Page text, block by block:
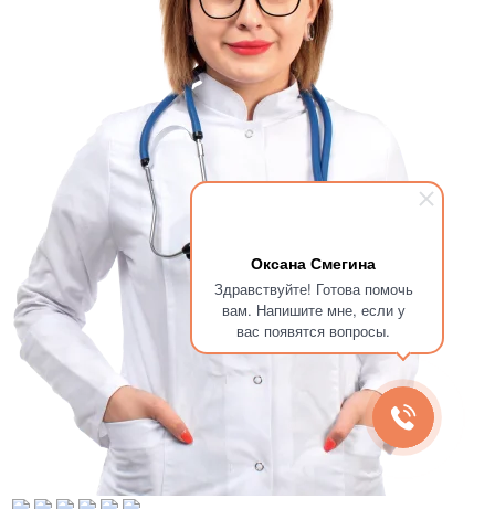
Оксана Смегина
Здравствуйте! Готова помочь
вам. Напишите мне, если у
вас появятся вопросы.